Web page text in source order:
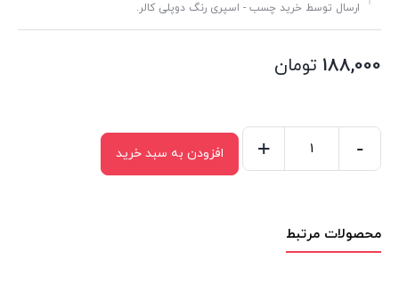
ارسال توسط خرید چسب - اسپری رنگ دوپلی کالر.
188,000 تومان
سبز
-
+ افزودن به سبد خرید
محصولات مرتبط